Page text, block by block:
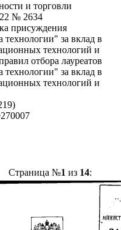
и торговли
№ 2634
присуждения
за вклад в
технологий и
отбора лауреатов
за вклад в
технологий и
Страница №1 из 14: